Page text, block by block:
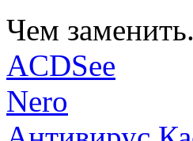
Чем
ACDSee
Nero